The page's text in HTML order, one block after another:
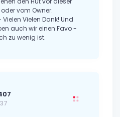
vom Owner.
- Vielen Vielen Dank! Und
auch wir einen Favo -
zu wenig ist.